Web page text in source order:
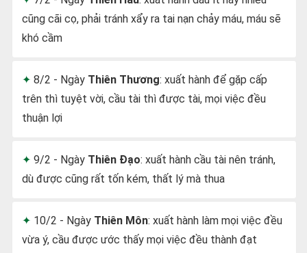
cũng cãi cọ, phải tránh xẩy ra tai nạn chảy máu, máu sẽ
khó cầm
8/2 - Ngày Thiên Thương: xuất hành để gặp cấp
trên thì tuyệt vời, cầu tài thì được tài, mọi việc đều
thuận lợi
9/2 - Ngày Thiên Đạo: xuất hành cầu tài nên tránh,
dù được cũng rất tốn kém, thất lý mà thua
10/2 - Ngày Thiên Môn: xuất hành làm mọi việc đều
vừa ý, cầu được ước thấy mọi việc đều thành đạt